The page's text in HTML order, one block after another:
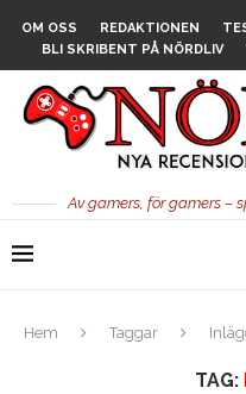
OM OSS REDAKTIONEN
BLI SKRIBENT PÅ NÖRDLIV
Av gamers, för gamers –
Hem Taggar
TAG: